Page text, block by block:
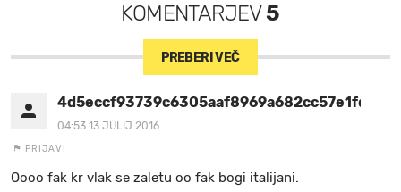
KOMENTARJEV5
PREBERI VEČ
04:53 13.JULIJ 2016.
PRIJAVI
Oooo fak kr vlak se zaletu oo fak bogi italijani.